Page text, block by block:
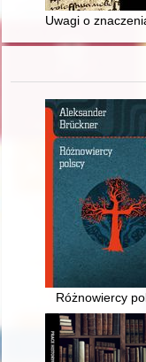
Uwagi o
Różnowiercy